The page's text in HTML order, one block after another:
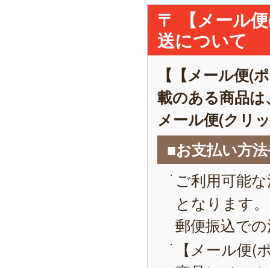
〒 【メール
送について
【【メール便(
載のある商品
メール便(クリ
■お支払い方
ご利用可能
となります。
郵便振込で
【メール便(